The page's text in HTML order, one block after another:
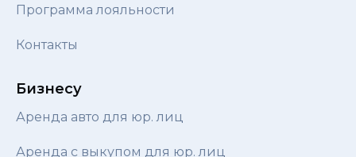
Программа лояльности
Контакты
Бизнесу
Аренда авто для юр. лиц
Аренда с выкупом для юр. лиц